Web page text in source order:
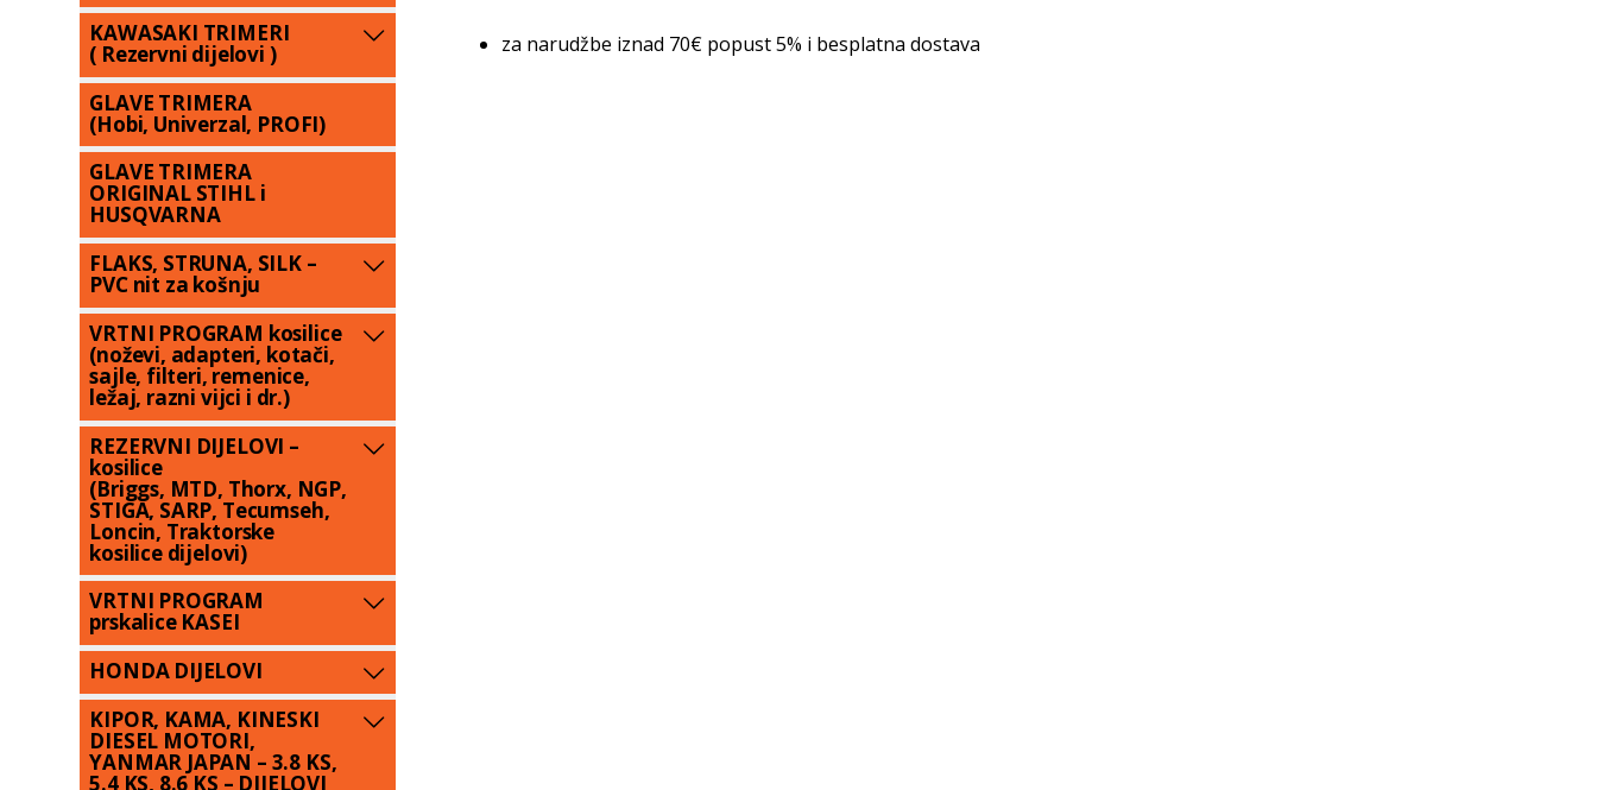
za narudžbe iznad 70€ popust 5% i besplatna dostava
KAWASAKI TRIMERI
( Rezervni dijelovi )
GLAVE TRIMERA
(Hobi, Univerzal, PROFI)
GLAVE TRIMERA
ORIGINAL STIHL i
HUSQVARNA
FLAKS, STRUNA, SILK –
PVC nit za košnju
VRTNI PROGRAM kosilice
(noževi, adapteri, kotači,
sajle, filteri, remenice,
ležaj, razni vijci i dr.)
REZERVNI DIJELOVI –
kosilice
(Briggs, MTD, Thorx, NGP,
STIGA, SARP, Tecumseh,
Loncin, Traktorske
kosilice dijelovi)
VRTNI PROGRAM
prskalice KASEI
HONDA DIJELOVI
KIPOR, KAMA, KINESKI
DIESEL MOTORI,
YANMAR JAPAN – 3.8 KS,
5.4 KS, 8.6 KS – DIJELOVI